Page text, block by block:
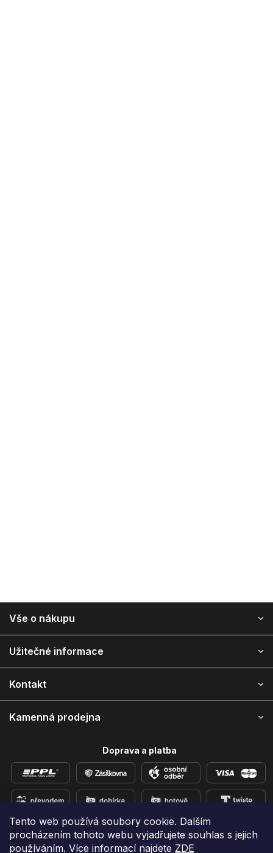
Tento web používá soubory cookie. Dalším
procházením tohoto webu vyjadřujete souhlas s jejich
používáním. Více informací najdete ZDE
p
Vše o nákupu
Užitečné informace
Kontakt
Kamenná prodejna
Doprava a platba
Přidejte se k nám na sítích